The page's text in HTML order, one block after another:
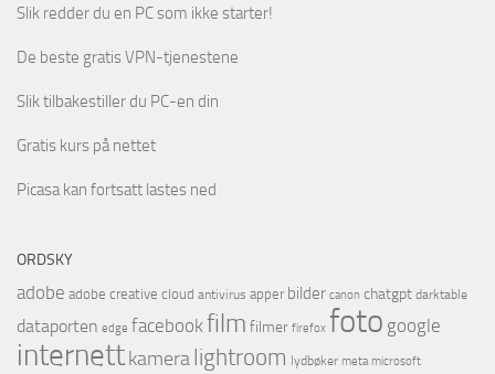
Slik redder du en PC som ikke starter!
De beste gratis VPN-tjenestene
Slik tilbakestiller du PC-en din
Gratis kurs på nettet
Picasa kan fortsatt lastes ned
ORDSKY
adobe adobe creative cloud antivirus apper bilder canon chatgpt darktable
dataporten edge facebookfilm filmer firefox foto google
internettkameralightroom lydbøker meta microsoft